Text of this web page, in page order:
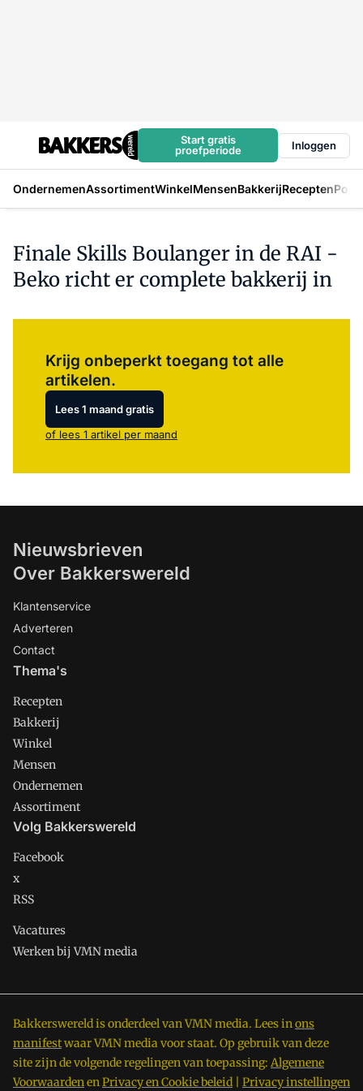
Start gratis
proefperiode
Inloggen
OndernemenAssortimentWinkelMensenBakkerijRecepten
Finale Skills Boulanger in de RAI -
Beko richt er complete bakkerij in
Krijg onbeperkt toegang tot alle
artikelen.
Lees 1 maand gratis
of lees 1 artikel per maand
Nieuwsbrieven
Over Bakkerswereld
Klantenservice
Adverteren
Contact
Thema's
Recepten
Bakkerij
Winkel
Mensen
Ondernemen
Assortiment
Volg Bakkerswereld
Facebook
x
RSS
Vacatures
Werken bij VMN media
Bakkerswereld is onderdeel van VMN media. Lees inons
manifestwaar VMN media voor staat. Op gebruik van deze
site zijn de volgende regelingen van toepassing: Algemene
VoorwaardenenPrivacy en Cookie beleid Privacy instellingen